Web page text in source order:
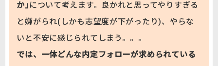
か｣ について考えます。良かれと思ってやりすぎる
と嫌がられ(しかも志望度が下がったり)、やらな
いと不安に感じられてしまう。。。
では、一体どんな内定フォローが求められている